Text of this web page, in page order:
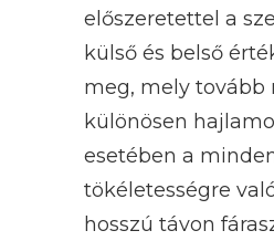
előszeretettel a
külső és belső
meg, mely tovább
különösen
esetében a
tökéletességre
hosszú távon